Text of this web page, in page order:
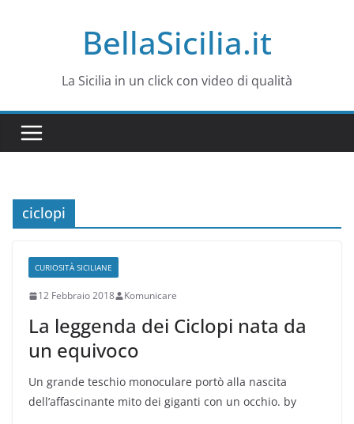
BellaSicilia.it
La Sicilia in un click con video di qualità
ciclopi
CURIOSITÀ SICILIANE
12 Febbraio 2018 Komunicare
La leggenda dei Ciclopi nata da
un equivoco
Un grande teschio monoculare portò alla nascita
dell’affascinante mito dei giganti con un occhio. by